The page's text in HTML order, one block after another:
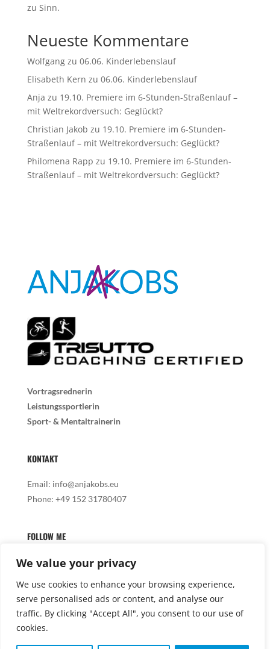
We value your privacy
We use cookies to enhance your browsing experience,
serve personalised ads or content, and analyse our
traffic. By clicking "Accept All", you consent to our use of
cookies.
zu Sinn.
Neueste Kommentare
Wolfgangzu 06.06. Kinderlebenslauf
Elisabeth Kern zu 06.06. Kinderlebenslauf
Anja zu 19.10. Premiere im 6-Stunden-Straßenlauf –
mit Weltrekordversuch: Geglückt?
Christian Jakob zu 19.10. Premiere im 6-Stunden-
Straßenlauf – mit Weltrekordversuch: Geglückt?
Philomena Rapp zu 19.10. Premiere im 6-Stunden-
Straßenlauf – mit Weltrekordversuch: Geglückt?
Vortragsrednerin
Leistungssportlerin
Sport- & Mentaltrainerin
KONTAKT
Email: info@anjakobs.eu
Phone: +49 152 31780407
FOLLOW ME
